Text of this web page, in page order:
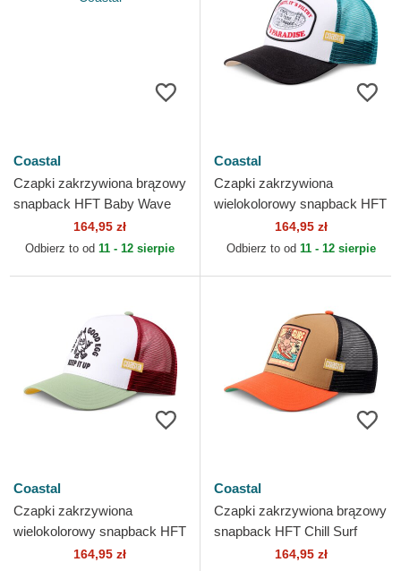
Coastal
Czapki zakrzywiona brązowy
snapback HFT Baby Wave
164,95 zł
Odbierz to od 11 - 12 sierpie
Coastal
Czapki zakrzywiona
wielokolorowy snapback HFT
Dirty Filthy Coastal
164,95 zł
Odbierz to od 11 - 12 sierpie
Coastal
Czapki zakrzywiona
wielokolorowy snapback HFT
Good Egg Coastal
164,95 zł
Coastal
Czapki zakrzywiona brązowy
snapback HFT Chill Surf
164,95 zł